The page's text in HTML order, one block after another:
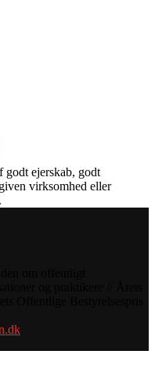
godt ejerskab, godt
virksomhed eller